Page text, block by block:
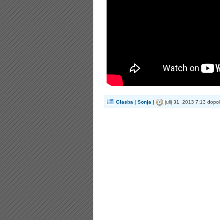
Glasba | Sonja | julij 31, 2013 7:13